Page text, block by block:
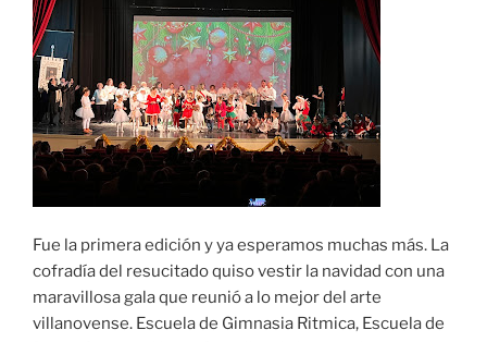
Fue la primera edición y ya esperamos muchas más. La
cofradía del resucitado quiso vestir la navidad con una
maravillosa gala que reunió a lo mejor del arte
villanovense. Escuela de Gimnasia Ritmica, Escuela de